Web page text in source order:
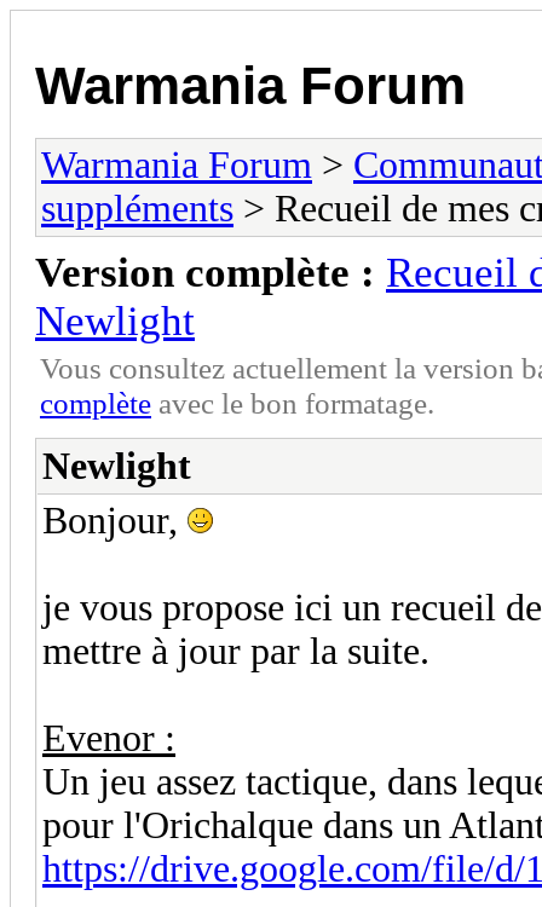
Warmania Forum
Warmania Forum >
suppléments > Recueil de mes
Version complète : Recueil
Newlight
Vous consultez actuellement la version
complète avec le bon formatage.
Newlight
Bonjour,
je vous propose ici un recueil
mettre à jour par la suite.
Evenor :
Un jeu assez tactique, dans
pour l'Orichalque dans un
https://drive.google.com/file/d/